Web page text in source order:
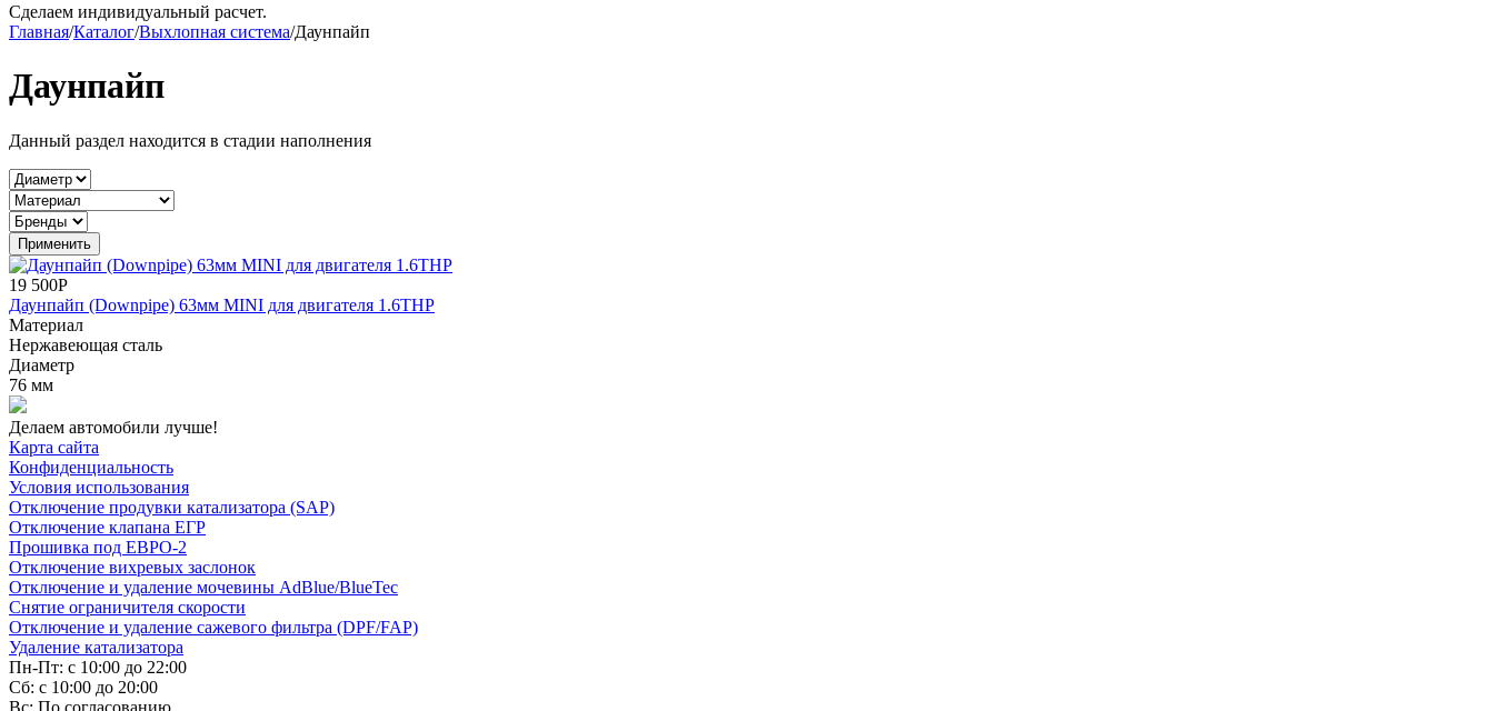
Сделаем индивидуальный расчет.
Главная/Каталог/Выхлопная система/Даунпайп
Даунпайп
Данный раздел находится в стадии наполнения
19 500Р
Даунпайп (Downpipe) 63мм MINI для двигателя 1.6THP
Материал
Нержавеющая сталь
Диаметр
76 мм
Делаем автомобили лучше!
Карта сайта
Конфиденциальность
Условия использования
Отключение продувки катализатора (SAP)
Отключение клапана ЕГР
Прошивка под ЕВРО-2
Отключение вихревых заслонок
Отключение и удаление мочевины AdBlue/BlueTec
Снятие ограничителя скорости
Отключение и удаление сажевого фильтра (DPF/FAP)
Удаление катализатора
Пн-Пт: с 10:00 до 22:00
Сб: с 10:00 до 20:00
Вс: По согласованию